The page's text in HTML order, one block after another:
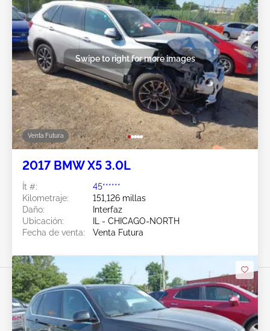
Venta Futura
Swipe to right for more images
2017 BMW X5 3.0L
Ít #:
45******
Kilometraje:
151,126 millas
Daño:
Interfaz
Ubicación:
IL - CHICAGO-NORTH
Fecha de venta:
Venta Futura